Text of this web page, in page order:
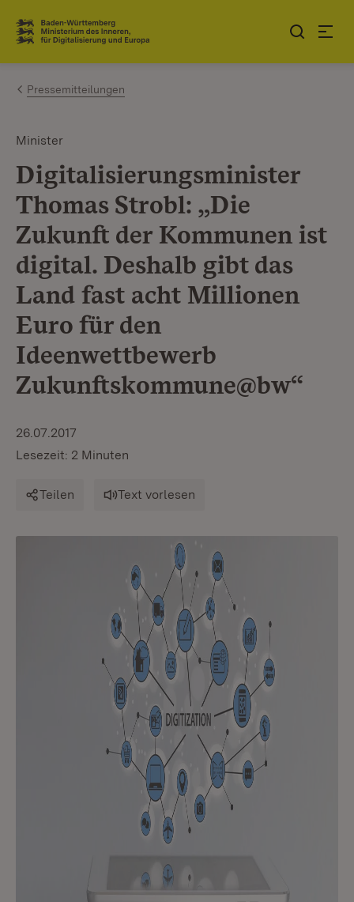
Zum Inhalt springen
Link zur Startseite
Pressemitteilungen
Minister
Digitalisierungsminister
Thomas Strobl: „Die
Zukunft der Kommunen ist
digital. Deshalb gibt das
Land fast acht Millionen
Euro für den
Ideenwettbewerb
Zukunftskommune@bw“
26.07.2017
Lesezeit: 2 Minuten
Teilen Text vorlesen